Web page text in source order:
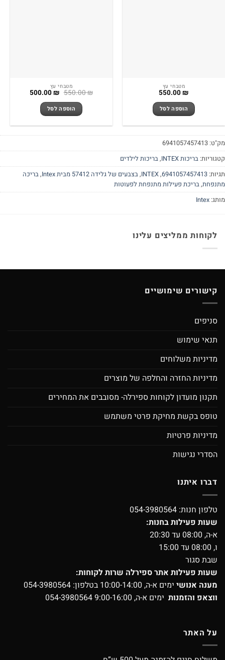
מטבחי עץ
550.00₪
הוספה לסל
מטבחי עץ
550.00₪ המחיר
היה:
550.00 ₪.
500.00₪ המחיר
הוספה לסל
6941057457413
בריכות INTEX ,בריכות לילדים
6941057457413
,
INTEX
,בצבעים של גלידה 57412 מבית Intex ,בריכה
,בריכת פעילות מתנפחת לפעוטות
Intex
לקוחות ממליצים עלינו
קישורים שימושיים
סניפים
תנאי שימוש
מדיניות משלוחים
מדיניות החזרה והחלפה של מוצרים
תקנון מועדון לקוחות ספירלה- מסובבים את המחירים
טופס בקשת מחיקת פרטי משתמש
מדיניות פרטיות
הסדרי נגישות
דברו איתנו
טלפון חנות:054-3980564
שעות פעילות בחנות:
א-ה, 08:00 עד 20:30
ו, 08:00 עד 15:00
שבת סגור
שעות פעילות אתר ספירלה שרות לקוחות:
מענה אנושיימים א-ה, 10:00-14:00 בטלפון:
054-3980564
ווצאפ והזמנותימים א-ה, 9:00-16:00 054-3980564
על האתר